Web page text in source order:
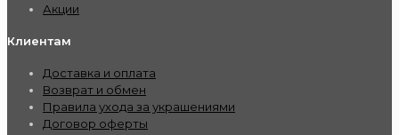
Акции
Клиентам
Доставка и оплата
Возврат и обмен
Правила ухода за украшениями
Договор оферты